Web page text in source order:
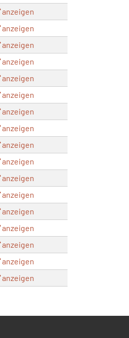
anzeigen
anzeigen
anzeigen
anzeigen
anzeigen
anzeigen
anzeigen
anzeigen
anzeigen
anzeigen
anzeigen
anzeigen
anzeigen
anzeigen
anzeigen
anzeigen
anzeigen